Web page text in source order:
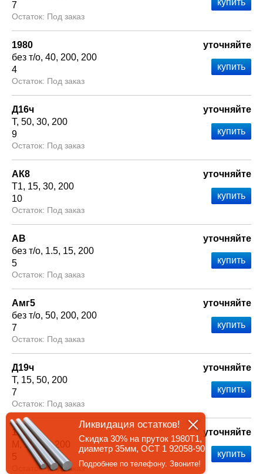
7
Под заказ
1980
без т/о 40 200 200
4
Под заказ
уточняйте
Д16ч
Т 50 30 200
9
Под заказ
уточняйте
АК8
Т1 15 30 200
10
Под заказ
уточняйте
АВ
без т/о 1.5 15 200
5
Под заказ
уточняйте
Амг5
без т/о 50 200 200
7
Под заказ
уточняйте
Д19ч
Т 15 50 200
7
Под заказ
уточняйте
1925
М
15 15 200
5
Под заказ
уточняйте
Ликвидация остатков!
Скидка 30% на пруток 1980Т1,
диаметр 35мм, ОСТ 1 92058-90
Подробнее по телефону. Звоните!